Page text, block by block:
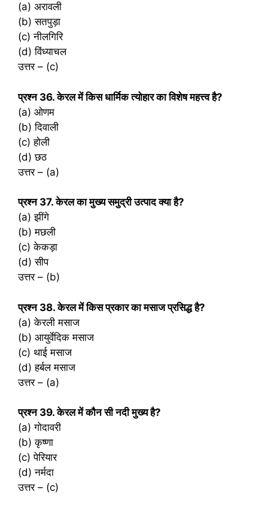
(a) अरावली
(b) सतपुड़ा
(c) नीलगिरि
(d) विंध्याचल
उत्तर – (c)
प्रश्‍न 36. केरल में किस धार्मिक त्योहार का विशेष महत्त्व है?
(a) ओणम
(b) दिवाली
(c) होली
(d) छठ
उत्तर – (a)
प्रश्‍न 37. केरल का मुख्य समुद्री उत्पाद क्या है?
(a) झींगे
(b) मछली
(c) केकड़ा
(d) सीप
उत्तर – (b)
प्रश्‍न 38. केरल में किस प्रकार का मसाज प्रसिद्ध है?
(a) केरली मसाज
(b) आयुर्वेदिक मसाज
(c) थाई मसाज
(d) हर्बल मसाज
उत्तर – (a)
प्रश्‍न 39. केरल में कौन सी नदी मुख्य है?
(a) गोदावरी
(b) कृष्णा
(c) पेरियार
(d) नर्मदा
उत्तर – (c)